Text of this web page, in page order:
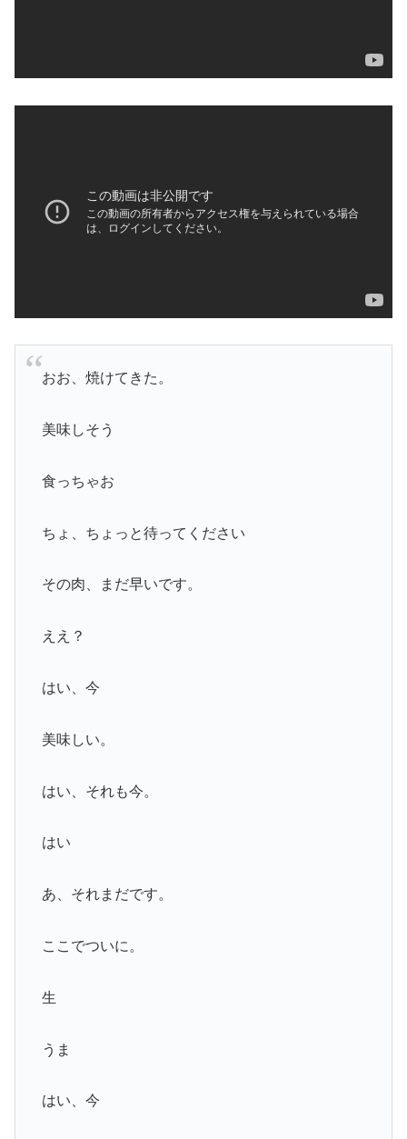
おお、焼けてきた。
美味しそう
食っちゃお
ちょ、ちょっと待ってください
その肉、まだ早いです。
ええ？
はい、今
美味しい。
はい、それも今。
はい
あ、それまだです。
ここでついに。
生
うま
はい、今